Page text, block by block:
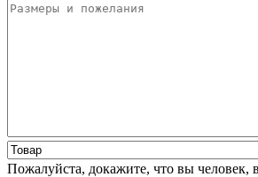
Пожалуйста, докажите, что вы человек,